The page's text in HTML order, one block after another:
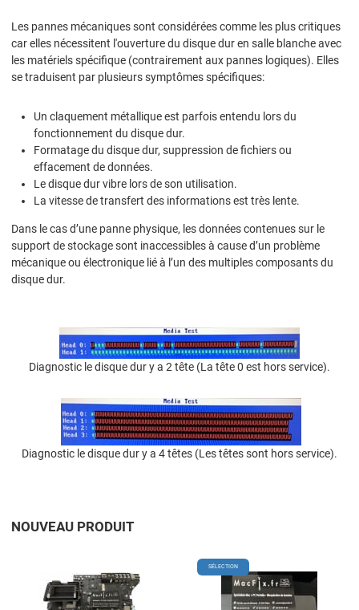
Les pannes mécaniques sont considérées comme les plus critiques
car elles nécessitent l'ouverture du disque dur en salle blanche avec
les matériels spécifique (contrairement aux pannes logiques). Elles
se traduisent par plusieurs symptômes spécifiques:
Un claquement métallique est parfois entendu lors du
fonctionnement du disque dur.
Formatage du disque dur, suppression de fichiers ou
effacement de données.
Le disque dur vibre lors de son utilisation.
La vitesse de transfert des informations est très lente.
Dans le cas d’une panne physique, les données contenues sur le
support de stockage sont inaccessibles à cause d’un problème
mécanique ou électronique lié à l’un des multiples composants du
disque dur.
Diagnostic le disque dur y a 2 tête (La tête 0 est hors service).
Diagnostic le disque dur y a 4 têtes (Les têtes sont hors service).
NOUVEAU PRODUIT
Add to Wishlist
Add to Compare
SÉLECTION